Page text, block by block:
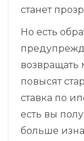
станет
Но есть
повысят
ставка по
есть вы
больше